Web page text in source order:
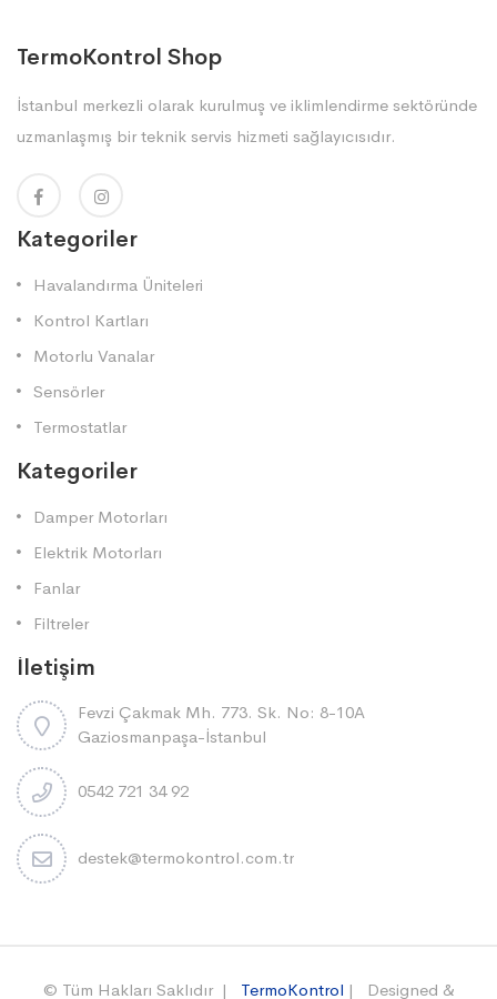
TermoKontrol Shop
İstanbul merkezli olarak kurulmuş ve iklimlendirme sektöründe
uzmanlaşmış bir teknik servis hizmeti sağlayıcısıdır.
Kategoriler
Havalandırma Üniteleri
Kontrol Kartları
Motorlu Vanalar
Sensörler
Termostatlar
Kategoriler
Damper Motorları
Elektrik Motorları
Fanlar
Filtreler
İletişim
Fevzi Çakmak Mh. 773. Sk. No: 8-10A
Gaziosmanpaşa-İstanbul
0542 721 34 92
destek@termokontrol.com.tr
© Tüm Hakları Saklıdır | TermoKontrol | Designed &